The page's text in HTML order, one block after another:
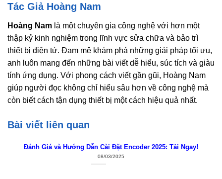
Tác Giả Hoàng Nam
Hoàng Nam là một chuyên gia công nghệ với hơn một
thập kỷ kinh nghiệm trong lĩnh vực sửa chữa và bảo trì
thiết bị điện tử. Đam mê khám phá những giải pháp tối ưu,
anh luôn mang đến những bài viết dễ hiểu, súc tích và giàu
tính ứng dụng. Với phong cách viết gần gũi, Hoàng Nam
giúp người đọc không chỉ hiểu sâu hơn về công nghệ mà
còn biết cách tận dụng thiết bị một cách hiệu quả nhất.
Bài viết liên quan
Đánh Giá và Hướng Dẫn Cài Đặt Encoder 2025: Tải Ngay!
08/03/2025